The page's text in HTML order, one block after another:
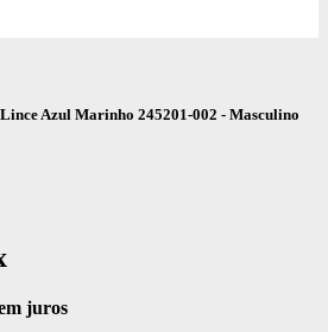
Azul Marinho 245201-002 - Masculino
juros